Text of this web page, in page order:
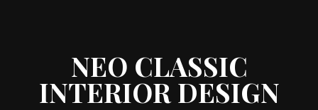
NEO CLASSIC
INTERIOR DESIGN